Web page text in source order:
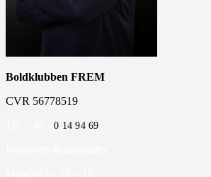
Boldklubben FREM
CVR 56778519
0 14 94 69